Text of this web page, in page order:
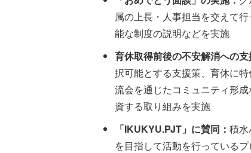
属の上長・人事担当を交えて
能な制度の説明などを実施
育休取得前後の不安解消への支
択可能とする支援策、育休に
流会を通じたコミュニティ形
資する取り組みを実施
「IKUKYU.PJT」に賛同： 積水
を目指して活動を行っている